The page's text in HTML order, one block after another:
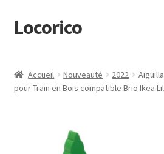
Aller
à
navigation
Aller
au
Locorico
Idées & CGV
Accueil Nouveauté 2022
pour Train en Bois compatible Brio Ikea